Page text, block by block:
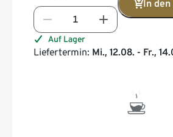
In
Auf Lager
Liefertermin: Mi., 12.08. - Fr.,